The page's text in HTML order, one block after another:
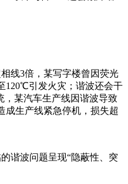
线3倍，某写字楼曾因荧光
120℃引发火灾；谐波还会干
，某汽车生产线因谐波导致
成生产线紧急停机，损失超
谐波问题呈现“隐蔽性、突